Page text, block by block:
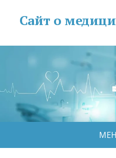
Сайт о